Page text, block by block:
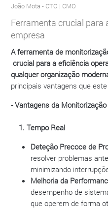
João Mota- CTO | CMO
Ferramenta crucial para
empresa
A ferramenta de
crucial para a eficiência
qualquer organização
principais vantagens que
- Vantagens da
1. Tempo Real
Deteção Precoce de
resolver problemas
minimizando
Melhoria da
desempenho de
que operem de forma